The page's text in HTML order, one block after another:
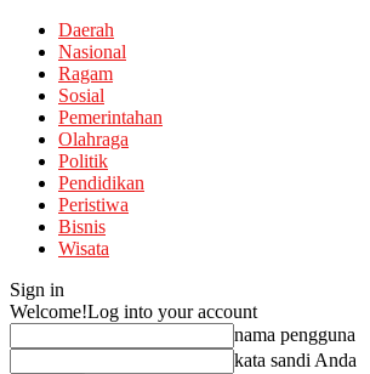
Daerah
Nasional
Ragam
Sosial
Pemerintahan
Olahraga
Politik
Pendidikan
Peristiwa
Bisnis
Wisata
Sign in
Welcome!Log into your account
nama pengguna
kata sandi Anda